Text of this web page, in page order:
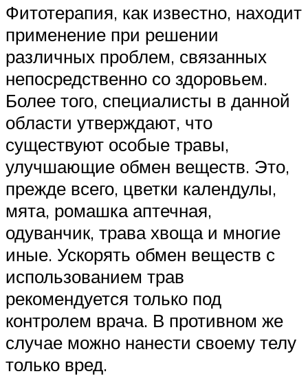
Фитотерапия, как известно, находит
применение при решении
различных проблем, связанных
непосредственно со здоровьем.
Более того, специалисты в данной
области утверждают, что
существуют особые травы,
улучшающие обмен веществ. Это,
прежде всего, цветки календулы,
мята, ромашка аптечная,
одуванчик, трава хвоща и многие
иные. Ускорять обмен веществ с
использованием трав
рекомендуется только под
контролем врача. В противном же
случае можно нанести своему телу
только вред.